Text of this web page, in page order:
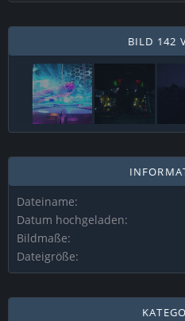
BILD 142
Dateiname
Datum hochgeladen
Bildmaße
Dateigröße